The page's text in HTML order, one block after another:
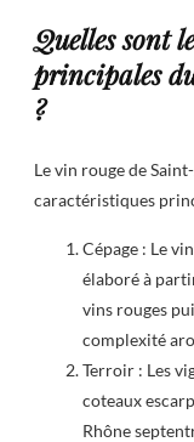
Quelles sont
principales
?
Le vin rouge de
caractéristiques
Cépage : Le
élaboré à
vins rouges
complexité
Terroir : Les
coteaux
Rhône